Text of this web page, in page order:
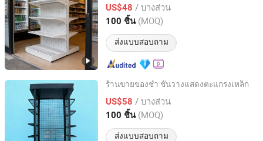
US$48 / บางส่วน
100 ชิ้น (MOQ)
ส่งแบบสอบถาม
Jiangsu, China อัตราจาก 2009
ร้านขายของชำ ชั้นวางแสดงตะแกรงเหล็ก
US$58 / บางส่วน
100 ชิ้น (MOQ)
ส่งแบบสอบถาม
Changshu Yiyang Commercial Equipment Co., Ltd.
Jiangsu, China อัตราจาก 2009